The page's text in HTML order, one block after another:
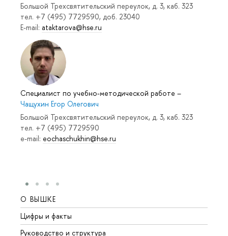
Большой Трехсвятительский переулок, д. 3, каб. 323
тел. +7 (495) 7729590, доб. 23040
E-mail: ataktarova@hse.ru
Специалист по учебно-методической работе –
Чащухин Егор Олегович
Большой Трехсвятительский переулок, д. 3, каб. 323
тел. +7 (495) 7729590
e-mail: eochaschukhin@hse.ru
О ВЫШКЕ
Цифры и факты
Руководство и структура